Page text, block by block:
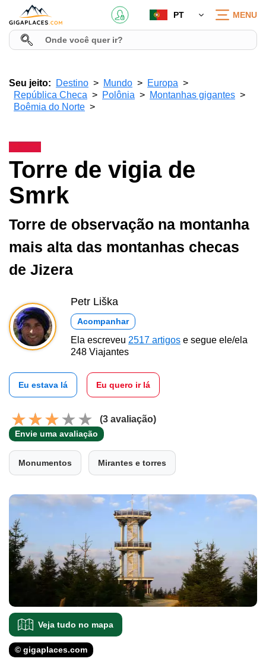
PT MENU
Seu jeito: Destino Mundo
Europa
República Checa
Polônia
Montanhas gigantes
Boêmia do Norte
Torre de vigia de
Smrk
Torre de observação na montanha
mais alta das montanhas checas
de Jizera
Petr Liška
Acompanhar
Ela escreveu 2517 artigos e segue ele/ela
248 Viajantes
Eu estava lá Eu quero ir lá
(3 avaliação)
Envie uma avaliação
Monumentos Mirantes e torres
Veja tudo no mapa
© gigaplaces.com